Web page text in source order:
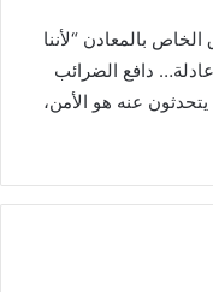
بالمعادن “لأننا
عادلة… دافع الضرائب
عنه هو الأمن،